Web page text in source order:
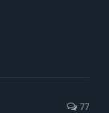
77